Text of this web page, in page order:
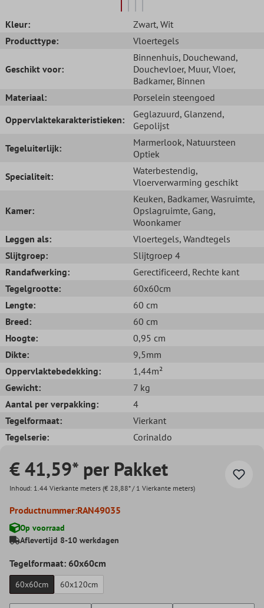
Kleur: Zwart, Wit
Producttype:
Vloertegels
Geschikt voor:
Binnenhuis, Douchewand,
Douchevloer, Muur, Vloer,
Badkamer, Binnen
Materiaal:
Porselein steengoed
Oppervlaktekarakteristieken:
Geglazuurd, Glanzend,
Gepolijst
Tegeluiterlijk:
Marmerlook, Natuursteen
Optiek
Specialiteit:
Waterbestendig,
Vloerverwarming geschikt
Kamer:
Keuken, Badkamer, Wasruimte,
Opslagruimte, Gang,
Woonkamer
Leggen als:
Vloertegels, Wandtegels
Slijtgroep:
Slijtgroep 4
Randafwerking:
Gerectificeerd, Rechte kant
Tegelgrootte:
60x60cm
Lengte:
60 cm
Breed:
60 cm
Hoogte:
0,95 cm
Dikte:
9,5mm
Oppervlaktebedekking:
1,44m²
Gewicht:
7 kg
Aantal per verpakking:
4
Tegelformaat:
Vierkant
Tegelserie:
Corinaldo
€ 41,59* per Pakket
Inhoud: 1.44 Vierkante meters (€ 28,88* / 1 Vierkante meters)
Productnummer:RAN49035
Op voorraad
Aflevertijd 8-10 werkdagen
Tegelformaat: 60x60cm
60x60cm 60x120cm